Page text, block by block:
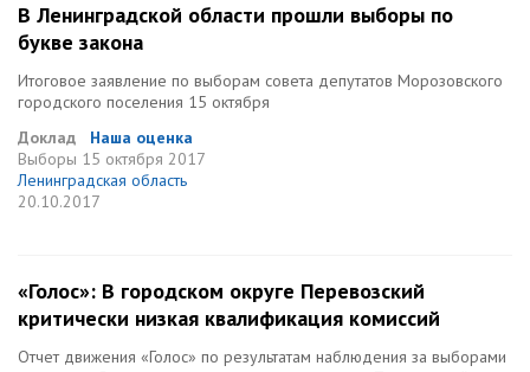
В Ленинградской области прошли выборы по
букве закона
Итоговое заявление по выборам совета депутатов Морозовского
городского поселения 15 октября
Доклад
Наша оценка
Выборы 15 октября 2017
Ленинградская область
20.10.2017
«Голос»: В городском округе Перевозский
критически низкая квалификация комиссий
Отчет движения «Голос» по результатам наблюдения за выборами